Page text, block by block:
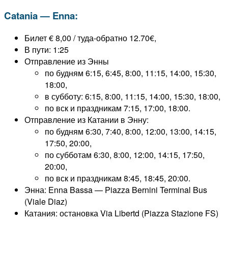
Catania — Enna:
Билет € 8,00 / туда-обратно 12.70€,
В пути: 1:25
Отправление из Энны
по будням 6:15, 6:45, 8:00, 11:15, 14:00, 15:30,
18:00,
в субботу: 6:15, 8:00, 11:15, 14:00, 15:30, 18:00,
по вск и праздникам 7:15, 17:00, 18:00.
Отправление из Катании в Энну:
по будням 6:30, 7:40, 8:00, 12:00, 13:00, 14:15,
17:50, 20:00,
по субботам 6:30, 8:00, 12:00, 14:15, 17:50,
20:00,
по вск и праздникам 8:45, 18:45, 20:00.
Энна: Enna Bassa — Piazza Bernini Terminal Bus
(Viale Diaz)
Катания: остановка Via Libertd (Piazza Stazione FS)